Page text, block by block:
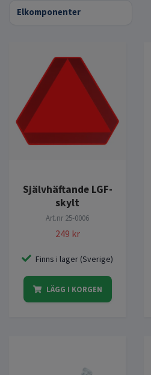
Elkomponenter
Självhäftande LGF-
skylt
Art.nr 25-0006
249 kr
Finns i lager (Sverige)
LÄGG I KORGEN